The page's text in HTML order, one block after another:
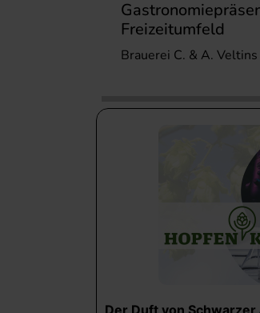
Freizeitumfeld
Brauerei C. & A. Veltins